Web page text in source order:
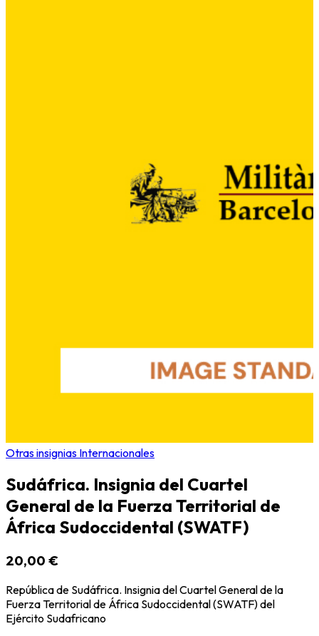
Otras insignias Internacionales
Sudáfrica. Insignia del Cuartel
General de la Fuerza Territorial de
África Sudoccidental (SWATF)
20,00 €
República de Sudáfrica. Insignia del Cuartel General de la
Fuerza Territorial de África Sudoccidental (SWATF) del
Ejército Sudafricano